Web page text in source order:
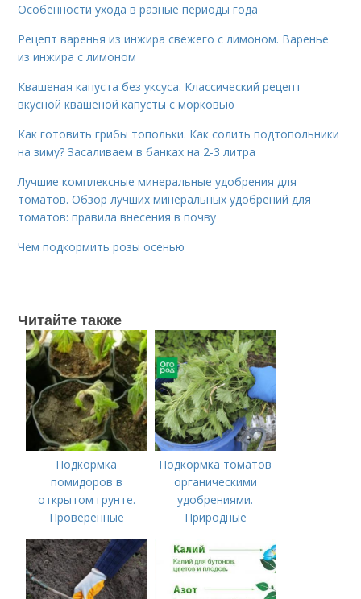
Особенности ухода в разные периоды года
Рецепт варенья из инжира свежего с лимоном. Варенье
из инжира с лимоном
Квашеная капуста без уксуса. Классический рецепт
вкусной квашеной капусты с морковью
Как готовить грибы топольки. Как солить подтопольники
на зиму? Засаливаем в банках на 2-3 литра
Лучшие комплексные минеральные удобрения для
томатов. Обзор лучших минеральных удобрений для
томатов: правила внесения в почву
Чем подкормить розы осенью
Читайте также
Подкормка
помидоров в
открытом грунте.
Проверенные
минеральные
удобрения
Подкормка томатов
органическими
удобрениями.
Природные
удобрения для
подкормки "по листу"